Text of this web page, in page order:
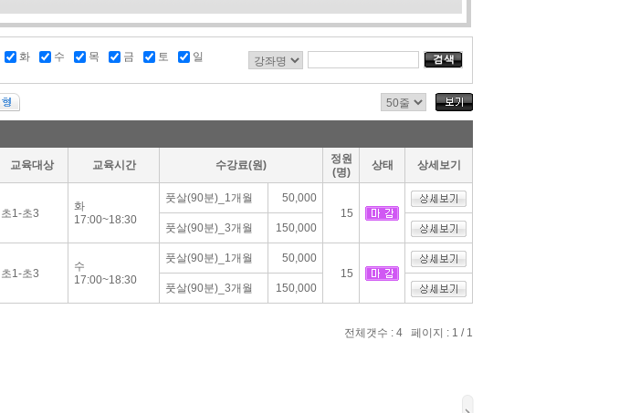
화 수 목 금 토 일
교육대상 교육시간 수강료(원)
정원
(명)
상태 상세보기
초1-초3
화
17:00~18:30
풋살(90분)_1개월
50,000
15
풋살(90분)_3개월
150,000
초1-초3
수
17:00~18:30
풋살(90분)_1개월
50,000
15
풋살(90분)_3개월
150,000
전체갯수 : 4 페이지 : 1 / 1